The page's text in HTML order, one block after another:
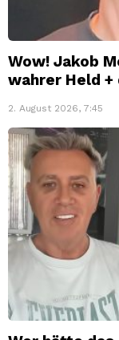
Wow! Jakob
wahrer Held
2. August 2026, 7:45